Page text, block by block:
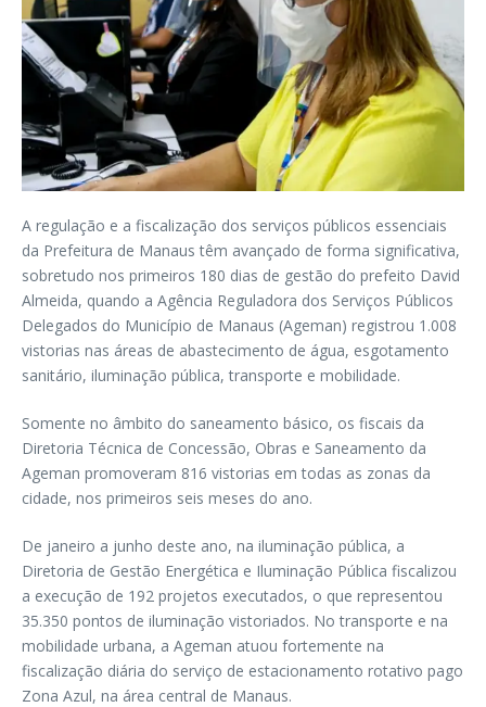
A regulação e a fiscalização dos serviços públicos essenciais
da Prefeitura de Manaus têm avançado de forma significativa,
sobretudo nos primeiros 180 dias de gestão do prefeito David
Almeida, quando a Agência Reguladora dos Serviços Públicos
Delegados do Município de Manaus (Ageman) registrou 1.008
vistorias nas áreas de abastecimento de água, esgotamento
sanitário, iluminação pública, transporte e mobilidade.
Somente no âmbito do saneamento básico, os fiscais da
Diretoria Técnica de Concessão, Obras e Saneamento da
Ageman promoveram 816 vistorias em todas as zonas da
cidade, nos primeiros seis meses do ano.
De janeiro a junho deste ano, na iluminação pública, a
Diretoria de Gestão Energética e Iluminação Pública fiscalizou
a execução de 192 projetos executados, o que representou
35.350 pontos de iluminação vistoriados. No transporte e na
mobilidade urbana, a Ageman atuou fortemente na
fiscalização diária do serviço de estacionamento rotativo pago
Zona Azul, na área central de Manaus.